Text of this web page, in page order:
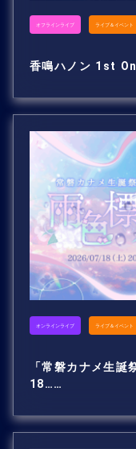
オフラインライブ ライブ＆イベント
香鳴ハノン 1st
オンラインライブ ライブ＆イベント
「常磐カナメ生
18……